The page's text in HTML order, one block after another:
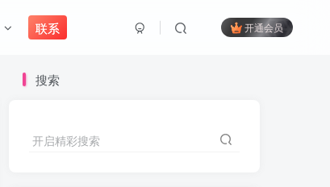
联系 开通会员
搜索
开启精彩搜索